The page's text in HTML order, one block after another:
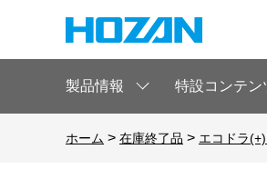
製品情報 特設コンテン
ホーム > 在庫終了品 > エコドラ